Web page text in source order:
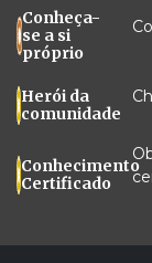
Conheça-
se a si
próprio
Herói da
comunidade
Conhecimento
Certificado